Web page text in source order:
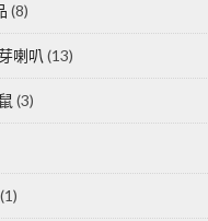
(8)
喇叭 (13)
(3)